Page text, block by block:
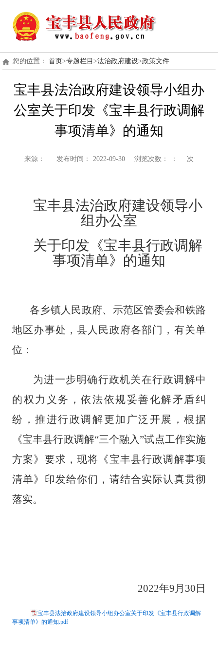
您的位置： 首页>专题栏目 >法治政府建设>政策文件
宝丰县法治政府建设领导小组办
公室关于印发《宝丰县行政调解
事项清单》的通知
来源： 发布时间： 2022-09-30 浏览次数： ： 次
宝丰县法治政府建设领导小
组办公室
关于印发《宝丰县行政调解
事项清单》 的通知
各乡镇人民政府、示范区管委会和铁路
地区办事处，县人民政府各部门，有关单
位：
为进一步明确行政机关在行政调解中
的权力义务，依法依规妥善化解矛盾纠
纷，推进行政调解更加广泛开展，根据
《宝丰县行政调解“三个融入”试点工作实施
方案》要求，现将《宝丰县行政调解事项
清单》印发给你们，请结合实际认真贯彻
落实。
2022年9月30日
宝丰县法治政府建设领导小组办公室关于印发《宝丰县行政调解
事项清单》的通知.pdf